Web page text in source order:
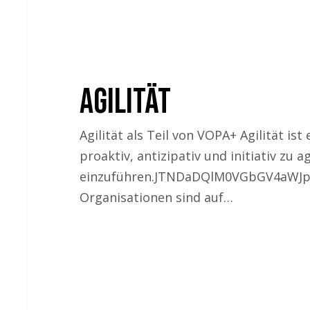
Agilität
Agilität als Teil von VOPA+ Agilität
proaktiv, antizipativ und initiativ zu
Organisationen sind auf…